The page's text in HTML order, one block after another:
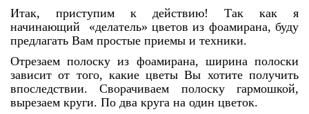
Итак, приступим к действию! Так как я
начинающий «делатель» цветов из фоамирана, буду
предлагать Вам простые приемы и техники.
Отрезаем полоску из фоамирана, ширина полоски
зависит от того, какие цветы Вы хотите получить
впоследствии. Сворачиваем полоску гармошкой,
вырезаем круги. По два круга на один цветок.